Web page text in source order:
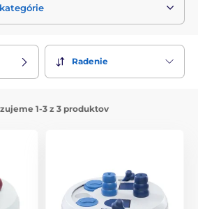
Radenie
1-3 z 3 produktov